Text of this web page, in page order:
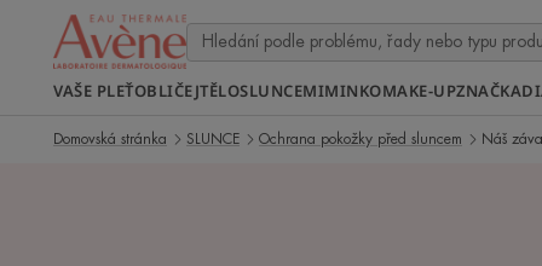
VAŠE PLEŤOBLIČEJTĚLOSLUNCEMIMINKOMAKE-UPZNAČKA
Domovská stránka SLUNCE Ochrana pokožky před sluncem Náš